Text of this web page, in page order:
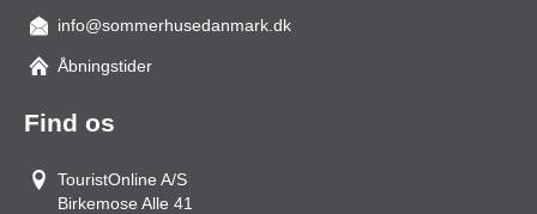
info@sommerhusedanmark.dk
Åbningstider
Find os
TouristOnline A/S
Birkemose Alle 41